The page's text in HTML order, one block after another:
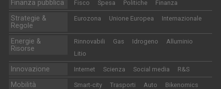
Finanza pubblica Fisco Spesa Politiche Finanza
Strategie &
Regole
Eurozona Unione Europea Internazionale
Energie &
Risorse
Rinnovabili Gas Idrogeno
Alluminio
Litio
Innovazione Internet Scienza Social media R&S
Mobilità Smart-city Trasporti Auto Bikenomics